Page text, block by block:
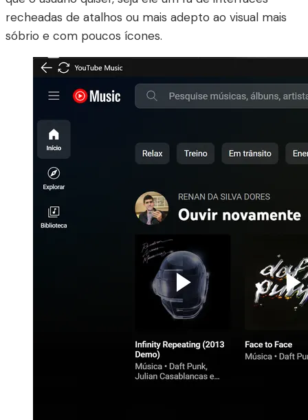
recheadas de atalhos ou mais adepto ao visual mais
sóbrio e com poucos ícones.